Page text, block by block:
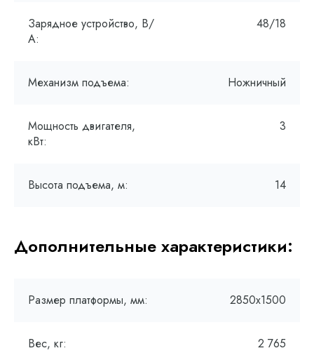
Зарядное устройство, В/
А:
48/18
Механизм подъема: Ножничный
Мощность двигателя,
кВт:
3
Высота подъема, м: 14
Дополнительные характеристики:
Размер платформы, мм: 2850х1500
Вес, кг: 2 765